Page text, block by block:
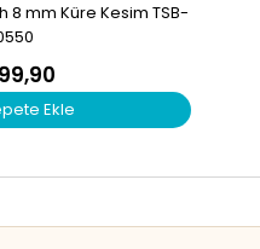
8 mm Küre Kesim TSB-
Ekle